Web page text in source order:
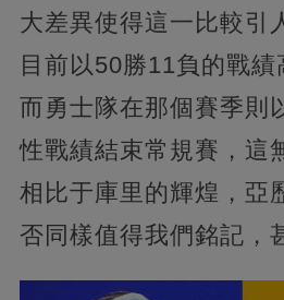
大差異使得這一比較引
目前以50勝11負的戰績
而勇士隊在那個賽季則
性戰績結束常規賽，這
相比于庫里的輝煌，亞
否同樣值得我們銘記，